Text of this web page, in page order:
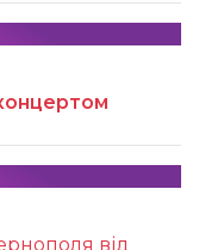
від